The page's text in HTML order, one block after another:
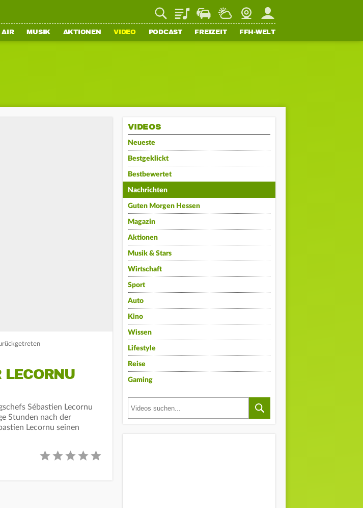
PlaylistStaupilotWetterWebcamMein FFH
AIR MUSIK AKTIONEN VIDEO PODCAST FREIZEIT FFH-WELT
LECORNU
Sébastien Lecornu
Stunden nach der
Lecornu seinen
VIDEOS
Neueste
Bestgeklickt
Bestbewertet
Nachrichten
Guten Morgen Hessen
Magazin
Aktionen
Musik & Stars
Wirtschaft
Sport
Auto
Kino
Wissen
Lifestyle
Reise
Gaming